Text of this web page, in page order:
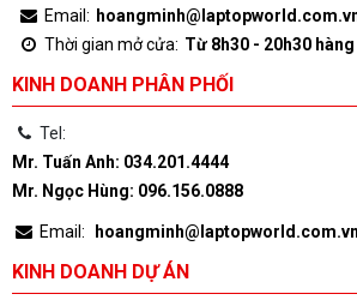
Email:
Thời gian mở cửa: Từ 8h30 - 20h30
KINH DOANH PHÂN PHỐI
Tel:
Mr. Tuấn Anh: 034.201.4444
Mr. Ngọc Hùng: 096.156.0888
Email: hoangminh@laptopworld.com.vn
KINH DOANH DỰ ÁN